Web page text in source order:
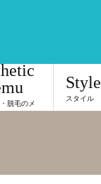
脱毛のメ
Style
スタイル